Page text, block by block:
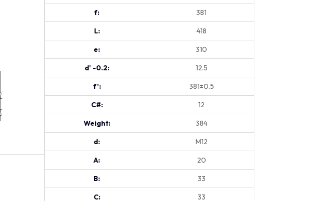
f: 381
L: 418
e: 310
d' -0.2: 12.5
f': 381±0.5
C#: 12
Weight: 384
d: M12
A: 20
B: 33
C: 33